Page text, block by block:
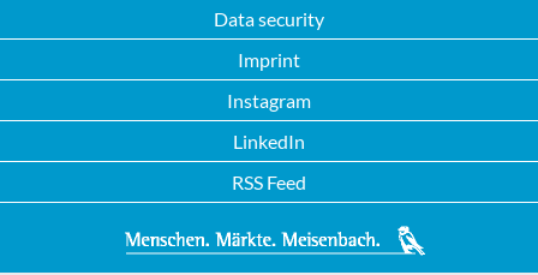
Data security
Imprint
Instagram
LinkedIn
RSS Feed